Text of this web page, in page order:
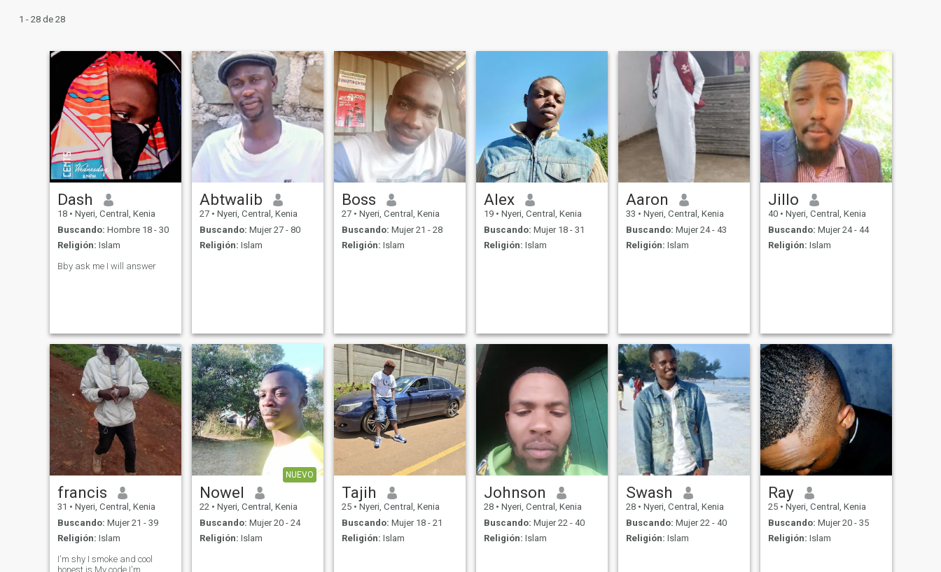
1 - 28 de 28
Dash
18 • Nyeri, Central, Kenia
Buscando: Hombre 18 - 30
Religión: Islam
Bby ask me I will answer
Abtwalib
27 • Nyeri, Central, Kenia
Buscando: Mujer 27 - 80
Religión: Islam
Boss
27 • Nyeri, Central, Kenia
Buscando: Mujer 21 - 28
Religión: Islam
Alex
19 • Nyeri, Central, Kenia
Buscando: Mujer 18 - 31
Religión: Islam
Aaron
33 • Nyeri, Central, Kenia
Buscando: Mujer 24 - 43
Religión: Islam
Jillo
40 • Nyeri, Central, Kenia
Buscando: Mujer 24 - 44
Religión: Islam
francis
31 • Nyeri, Central, Kenia
Buscando: Mujer 21 - 39
Religión: Islam
I'm shy I smoke and cool
honest is My code I'm
NUEVO
Nowel
22 • Nyeri, Central, Kenia
Buscando: Mujer 20 - 24
Religión: Islam
Tajih
25 • Nyeri, Central, Kenia
Buscando: Mujer 18 - 21
Religión: Islam
Johnson
28 • Nyeri, Central, Kenia
Buscando: Mujer 22 - 40
Religión: Islam
Swash
28 • Nyeri, Central, Kenia
Buscando: Mujer 22 - 40
Religión: Islam
Ray
25 • Nyeri, Central, Kenia
Buscando: Mujer 20 - 35
Religión: Islam